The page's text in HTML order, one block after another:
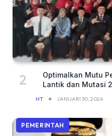
Optimalkan Mutu
Lantik dan Mutasi
HT JANUARI 30, 2026
PEMERINTAH